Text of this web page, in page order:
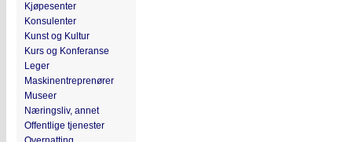
Kjøpesenter
Konsulenter
Kunst og Kultur
Kurs og Konferanse
Leger
Maskinentreprenører
Museer
Næringsliv, annet
Offentlige tjenester